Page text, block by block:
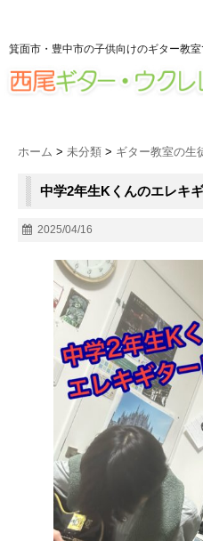
箕面市・豊中市の子供向けのギター教室
ホーム > 未分類 > ギター教室の生
中学2年生Kくんのエレキ
2025/04/16